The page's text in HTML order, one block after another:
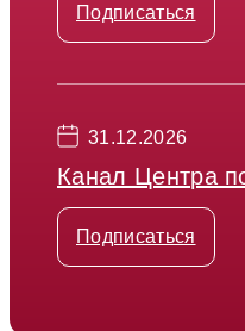
Подписаться
31.12.2026
Канал Центра
Подписаться